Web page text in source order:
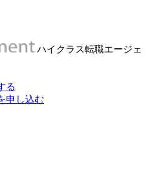
ハイクラス転職エージェ
る
申し込む